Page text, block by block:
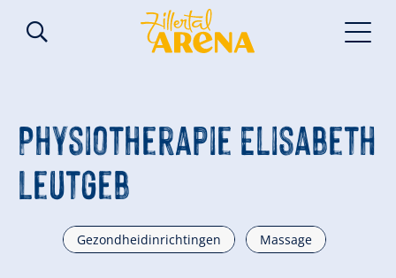
Physiotherapie Elisabeth
Leutgeb
Gezondheidinrichtingen Massage